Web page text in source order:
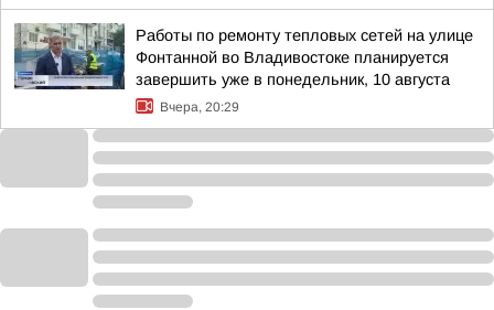
Работы по ремонту тепловых сетей на улице
Фонтанной во Владивостоке планируется
завершить уже в понедельник, 10 августа
Вчера, 20:29